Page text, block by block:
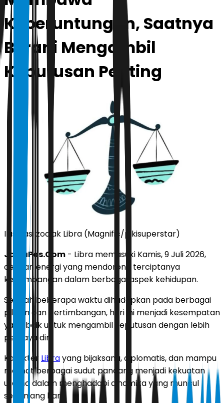
Keberuntungan, Saatnya
Berani Mengambil
Keputusan Penting
Ilustrasi zodiak Libra (Magnific/pikisuperstar)
JawaPos.Com - Libra memasuki Kamis, 9 Juli 2026,
dengan energi yang mendorong terciptanya
keseimbangan dalam berbagai aspek kehidupan.
Setelah beberapa waktu dihadapkan pada berbagai
pilihan dan pertimbangan, hari ini menjadi kesempatan
yang baik untuk mengambil keputusan dengan lebih
percaya diri.
Karakter Librayang bijaksana, diplomatis, dan mampu
melihat berbagai sudut pandang menjadi kekuatan
utama dalam menghadapi dinamika yang muncul
sepanjang hari.